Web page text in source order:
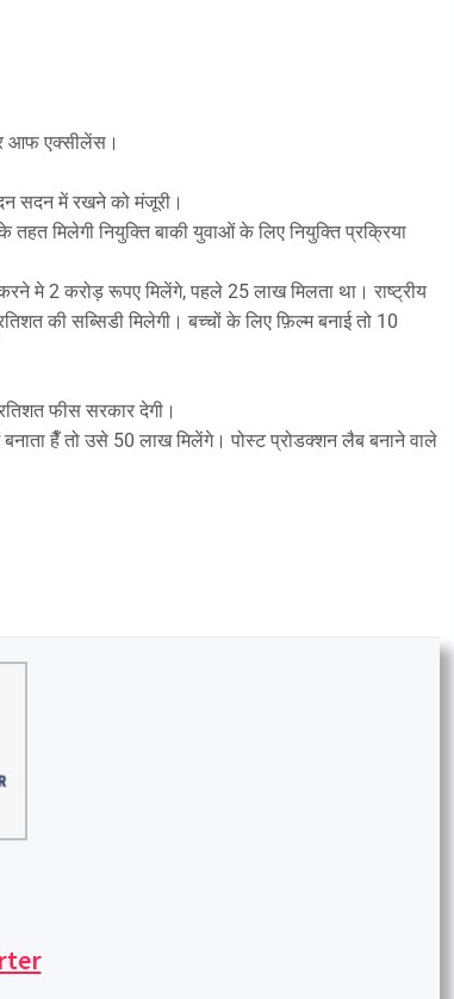
आफ एक्सीलेंस।
सदन में रखने को मंजूरी।
तहत मिलेगी नियुक्ति बाकी युवाओं के लिए नियुक्ति प्रक्रिया
करने मे 2 करोड़ रूपए मिलेंगे, पहले 25 लाख मिलता था। राष्ट्रीय
की सब्सिडी मिलेगी। बच्चों के लिए फ़िल्म बनाई तो 10
फीस सरकार देगी।
बनाता हैँ तो उसे 50 लाख मिलेंगे। पोस्ट प्रोडक्शन लैब बनाने वाले